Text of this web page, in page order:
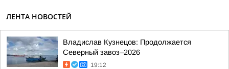
ЛЕНТА НОВОСТЕЙ
Владислав Кузнецов: Продолжается
Северный завоз–2026
19:12